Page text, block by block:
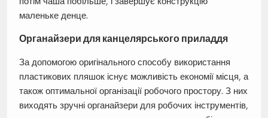
маленьке денце.
Органайзери для канцелярського приладдя
За допомогою оригінального способу використання
пластикових пляшок існує можливість економії місця, а
також оптимальної організації робочого простору. З них
виходять зручні органайзери для робочих інструментів,